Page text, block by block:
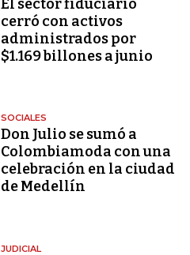
El sector fiduciario
cerró con activos
administrados por
$1.169 billones a junio
SOCIALES
Don Julio se sumó a
Colombiamoda con una
celebración en la ciudad
de Medellín
JUDICIAL